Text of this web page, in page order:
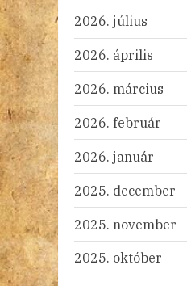
2026. július
2026. április
2026. március
2026. február
2026. január
2025. december
2025. november
2025. október